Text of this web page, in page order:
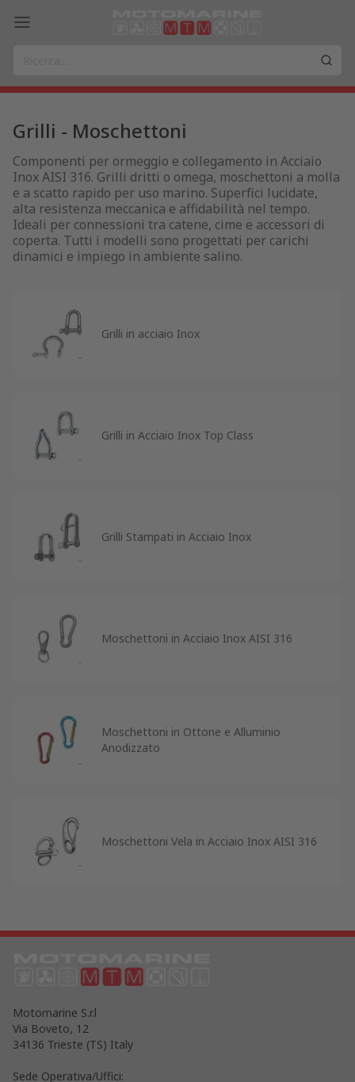
Grilli - Moschettoni
Componenti per ormeggio e collegamento in Acciaio
Inox AISI 316. Grilli dritti o omega, moschettoni a molla
e a scatto rapido per uso marino. Superfici lucidate,
alta resistenza meccanica e affidabilità nel tempo.
Ideali per connessioni tra catene, cime e accessori di
coperta. Tutti i modelli sono progettati per carichi
dinamici e impiego in ambiente salino.
Grilli in acciaio Inox
Grilli in Acciaio Inox Top Class
Grilli Stampati in Acciaio Inox
Moschettoni in Acciaio Inox AISI 316
Moschettoni in Ottone e Alluminio
Anodizzato
Moschettoni Vela in Acciaio Inox AISI 316
Motomarine S.r.l
Via Boveto, 12
34136 Trieste (TS) Italy
Sede Operativa/Uffici: